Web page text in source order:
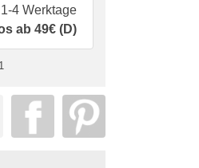
1-4 Werktage
ab 49€ (D)